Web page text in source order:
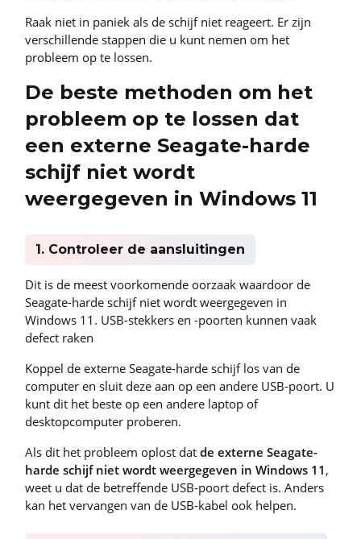
Raak niet in paniek als de schijf niet reageert. Er zijn
verschillende stappen die u kunt nemen om het
probleem op te lossen.
De beste methoden om het
probleem op te lossen dat
een externe Seagate-harde
schijf niet wordt
weergegeven in Windows 11
1. Controleer de aansluitingen
Dit is de meest voorkomende oorzaak waardoor de
Seagate-harde schijf niet wordt weergegeven in
Windows 11. USB-stekkers en -poorten kunnen vaak
defect raken
Koppel de externe Seagate-harde schijf los van de
computer en sluit deze aan op een andere USB-poort. U
kunt dit het beste op een andere laptop of
desktopcomputer proberen.
Als dit het probleem oplost dat de externe Seagate-
harde schijf niet wordt weergegeven in Windows 11 ,
weet u dat de betreffende USB-poort defect is. Anders
kan het vervangen van de USB-kabel ook helpen.